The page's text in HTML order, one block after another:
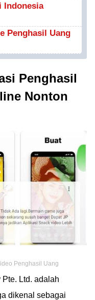
Indonesia
Penghasil Uang
Penghasil
Nonton
Penghasil Uang
Ltd. adalah
dikenal sebagai